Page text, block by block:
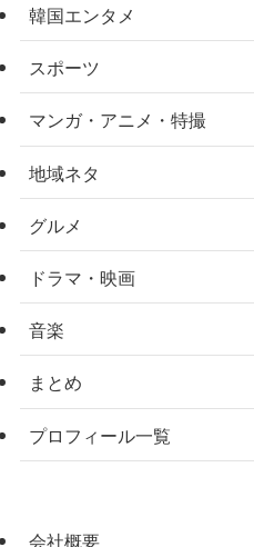
韓国エンタメ
スポーツ
マンガ・アニメ・特撮
地域ネタ
グルメ
ドラマ・映画
音楽
まとめ
プロフィール一覧
会社概要